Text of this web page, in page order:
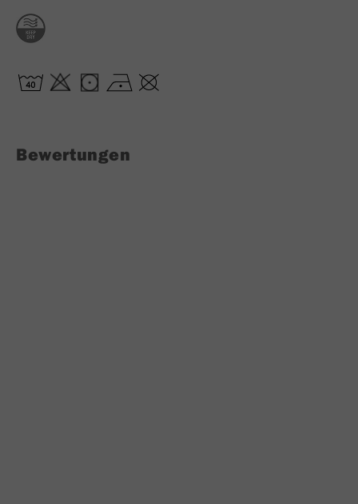
Bewertungen